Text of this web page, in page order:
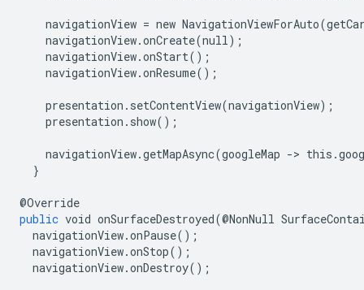
navigationView = new NavigationViewForAuto(
navigationView.onCreate(null);
navigationView.onStart();
navigationView.onResume();
presentation . setContentView(navigationView);
presentation . show();
navigationView.getMapAsync(googleMap -> this .
}
@Override
public void onSurfaceDestroyed(@NonNull
navigationView.onPause();
navigationView.onStop();
navigationView.onDestroy();